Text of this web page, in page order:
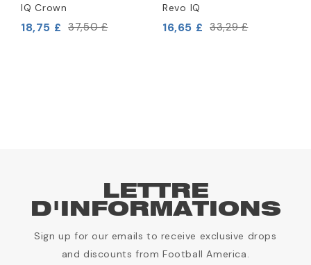
IQ Crown
18,75 £ 37,50 £
Revo IQ
16,65 £ 33,29 £
LETTRE
D'INFORMATIONS
Sign up for our emails to receive exclusive drops
and discounts from Football America.